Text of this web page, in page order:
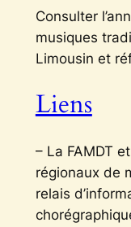
Consulter
musiques
Limousin et
Liens
– La FAMDT
régionaux de
relais